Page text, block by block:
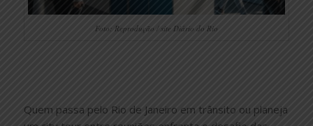
Foto: Reprodução / site Diário do Rio
Quem passa pelo Rio de Janeiro em trânsito ou planeja